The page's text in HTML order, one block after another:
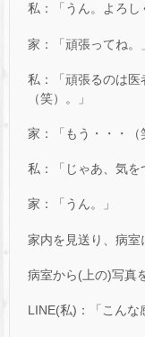
私：「うん。よろし
家：「頑張ってね。」
私：「頑張るのは医
（笑）。」
家：「もう・・・（
私：「じゃあ、気を
家：「うん。」
家内を見送り、病室
病室から(上の)写真
LINE(私)：「こんな